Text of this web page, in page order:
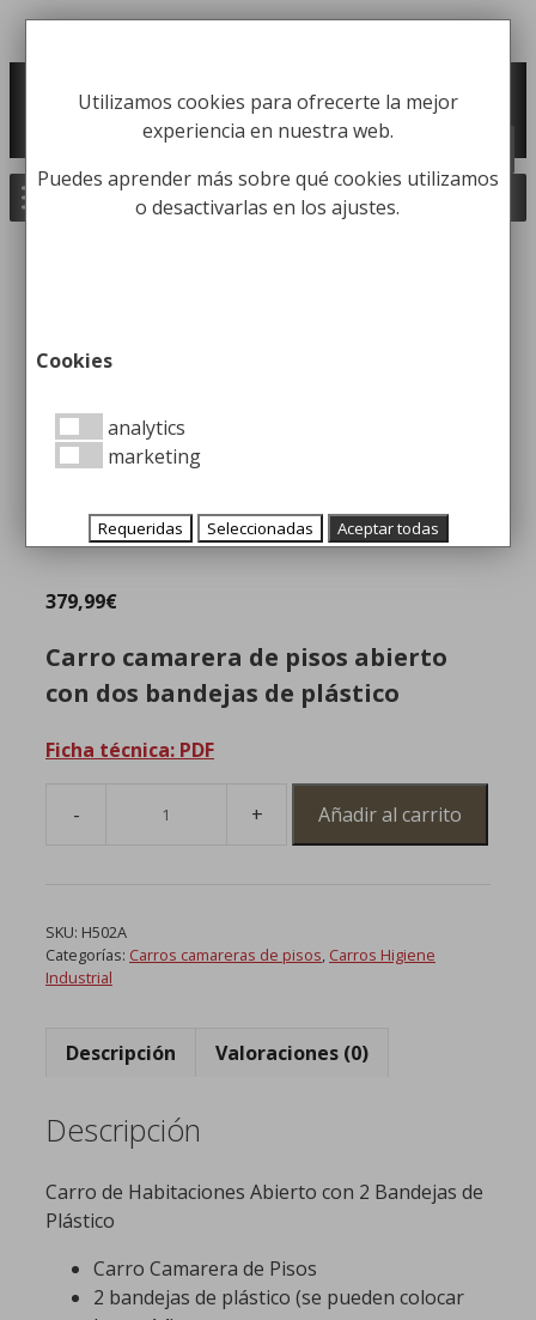
Saltar
equipamiento para la higiene industrial
Búsqueda
productos
Carros Higiene Industrial/Carros
Carro de Habitaciones
Abierto con 2 Bandejas de
Plástico
379,99€
Carro camarera de pisos abierto
con dos bandejas de plástico
Ficha técnica: PDF
con
2
Plástico
Añadir al carrito
SKU: H502A
Categorías: Carros camareras de pisos, Carros Higiene
Industrial
Descripción Valoraciones (0)
Descripción
Carro de Habitaciones Abierto con 2 Bandejas de
Plástico
Carro Camarera de Pisos
2 bandejas de plástico (se pueden colocar
Utilizamos cookies para ofrecerte la mejor
experiencia en nuestra web.
Puedes aprender más sobre qué cookies utilizamos
o desactivarlas en los ajustes.
Cookies
analytics
marketing
Requeridas Seleccionadas Aceptar todas